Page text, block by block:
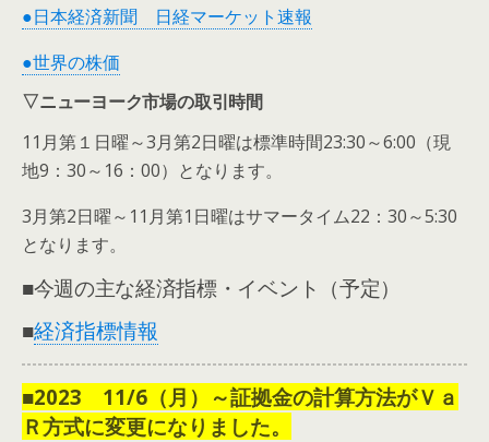
●日本経済新聞 日経マーケット速報
●世界の株価
▽ニューヨーク市場の取引時間
11月第１日曜～3月第2日曜は標準時間23:30～6:00（現
地9：30～16：00）となります。
3月第2日曜～11月第1日曜はサマータイム22：30～5:30
となります。
■今週の主な経済指標・イベント（予定）
■経済指標情報
■2023 11/6（月）～証拠金の計算方法がＶａ
Ｒ方式に変更になりました。